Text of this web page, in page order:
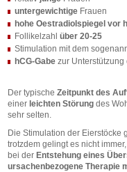
untergewichtige Frauen
hohe Oestradiolspiegel vor
Follikelzahl über 20-25
Stimulation mit dem
hCG-Gabe zur
Der typische Zeitpunkt des
einer leichten Störung des
sehr selten.
Die Stimulation der Eierstöcke
trotzdem gelingt es nicht
bei der Entstehung eines
ursachenbezogene Therapie